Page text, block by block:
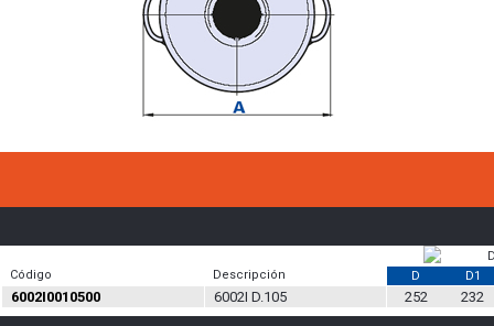
Código
Descripción D D1
6002I0010500 6002I D.105 252 232